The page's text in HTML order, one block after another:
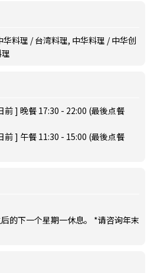
料理 / 台湾料理, 中华料理 / 中华创
前 ] 晚餐 17:30 - 22:00 (最後点餐
前 ] 午餐 11:30 - 15:00 (最後点餐
的下一个星期一休息。 *请咨询年末